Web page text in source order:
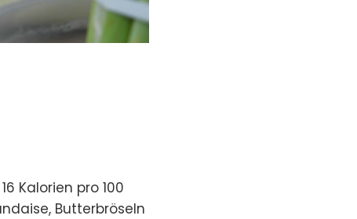
Kalorien pro 100
Butterbröseln